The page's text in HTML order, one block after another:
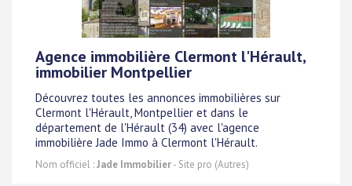
Agence immobilière Clermont l'Hérault,
immobilier Montpellier
Découvrez toutes les annonces immobilières sur
Clermont l'Hérault, Montpellier et dans le
département de l'Hérault (34) avec l'agence
immobilière Jade Immo à Clermont l'Hérault.
Nom officiel :Jade Immobilier- Site pro (Autres)